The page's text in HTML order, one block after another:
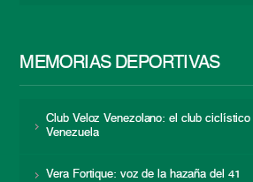
MEMORIAS DEPORTIVAS
Club Veloz Venezolano: el club
Venezuela
Vera Fortique: voz de la hazaña del 41